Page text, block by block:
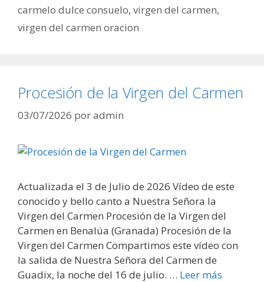
carmelo dulce consuelo, virgen del carmen,
virgen del carmen oracion
Procesión de la Virgen del Carmen
03/07/2026 poradmin
Actualizada el 3 de Julio de 2026 Vídeo de este
conocido y bello canto a Nuestra Señora la
Virgen del Carmen Procesión de la Virgen del
Carmen en Benalúa (Granada) Procesión de la
Virgen del Carmen Compartimos este vídeo con
la salida de Nuestra Señora del Carmen de
Guadix, la noche del 16 de julio. … Leer más